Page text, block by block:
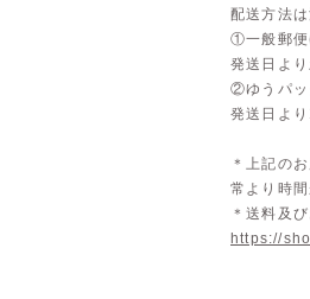
配送方法
①一般郵便
発送日よ
②ゆうパッ
発送日よ
＊上記の
常より時
＊送料及
https://